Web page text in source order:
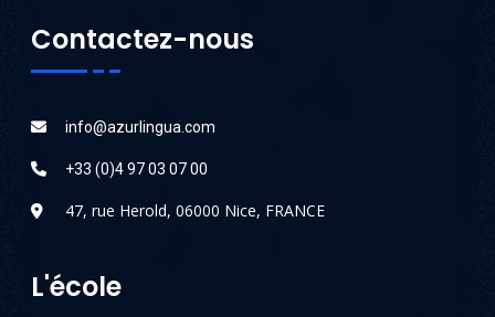
Contactez-nous
info@azurlingua.com
+33 (0)4 97 03 07 00
47, rue Herold, 06000 Nice, FRANCE
L'école